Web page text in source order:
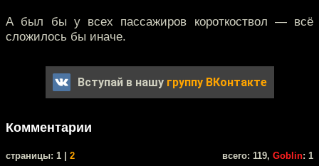
А был бы у всех пассажиров короткоствол — всё
сложилось бы иначе.
Вступай в нашу группу ВКонтакте
Комментарии
cтраницы: 1 | 2 всего: 119, Goblin: 1